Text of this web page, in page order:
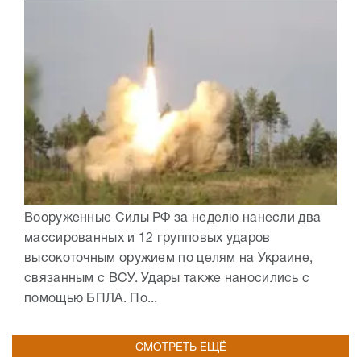
Вооруженные Силы РФ за неделю нанесли два
массированных и 12 групповых ударов
высокоточным оружием по целям на Украине,
связанным с ВСУ. Удары также наносились с
помощью БПЛА. По...
СМОТРЕТЬ ЕЩЁ